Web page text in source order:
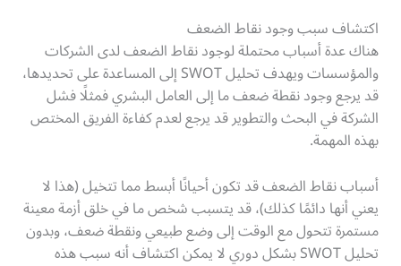
اكتشاف سبب وجود نقاط الضعف
هناك عدة أسباب محتملة لوجود نقاط الضعف لدى الشركات
والمؤسسات ويهدف تحليل SWOT إلى المساعدة على تحديدها،
قد يرجع وجود نقطة ضعف ما إلى العامل البشري فمثلًا فشل
الشركة في البحث والتطوير قد يرجع لعدم كفاءة الفريق المختص
بهذه المهمة.
أسباب نقاط الضعف قد تكون أحيانًا أبسط مما تتخيل (هذا لا
يعني أنها دائمًا كذلك)، قد يتسبب شخص ما في خلق أزمة معينة
مستمرة تتحول مع الوقت إلى وضع طبيعي ونقطة ضعف، وبدون
تحليل SWOT بشكل دوري لا يمكن اكتشاف أنه سبب هذه